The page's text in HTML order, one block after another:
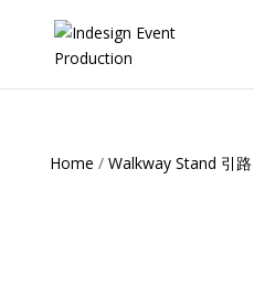
Home / Walkway Stand 引路